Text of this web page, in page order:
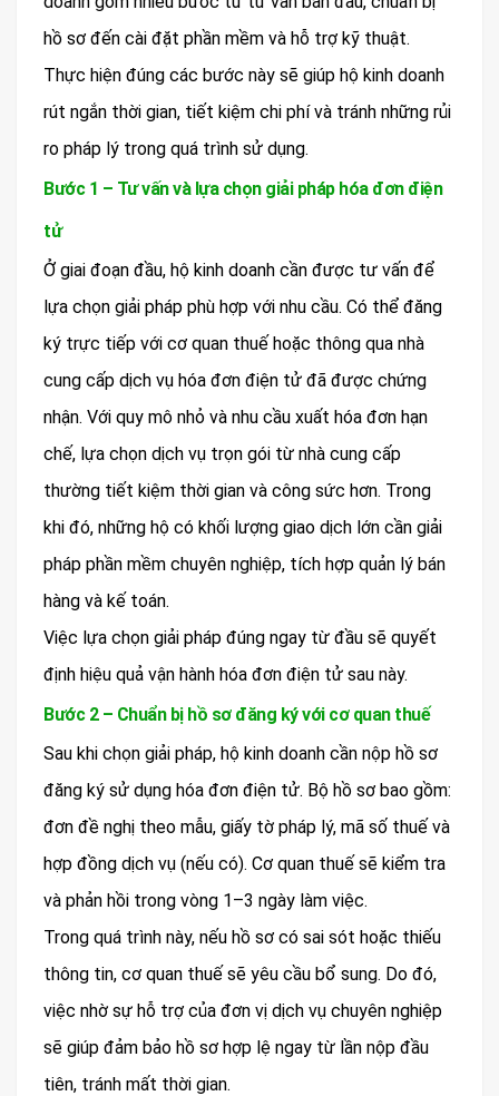
hồ sơ đến cài đặt phần mềm và hỗ trợ kỹ thuật.
Thực hiện đúng các bước này sẽ giúp hộ kinh doanh
rút ngắn thời gian, tiết kiệm chi phí và tránh những rủi
ro pháp lý trong quá trình sử dụng.
Bước 1 – Tư vấn và lựa chọn giải pháp hóa đơn điện
tử
Ở giai đoạn đầu, hộ kinh doanh cần được tư vấn để
lựa chọn giải pháp phù hợp với nhu cầu. Có thể đăng
ký trực tiếp với cơ quan thuế hoặc thông qua nhà
cung cấp dịch vụ hóa đơn điện tử đã được chứng
nhận. Với quy mô nhỏ và nhu cầu xuất hóa đơn hạn
chế, lựa chọn dịch vụ trọn gói từ nhà cung cấp
thường tiết kiệm thời gian và công sức hơn. Trong
khi đó, những hộ có khối lượng giao dịch lớn cần giải
pháp phần mềm chuyên nghiệp, tích hợp quản lý bán
hàng và kế toán.
Việc lựa chọn giải pháp đúng ngay từ đầu sẽ quyết
định hiệu quả vận hành hóa đơn điện tử sau này.
Bước 2 – Chuẩn bị hồ sơ đăng ký với cơ quan thuế
Sau khi chọn giải pháp, hộ kinh doanh cần nộp hồ sơ
đăng ký sử dụng hóa đơn điện tử. Bộ hồ sơ bao gồm:
đơn đề nghị theo mẫu, giấy tờ pháp lý, mã số thuế và
hợp đồng dịch vụ (nếu có). Cơ quan thuế sẽ kiểm tra
và phản hồi trong vòng 1–3 ngày làm việc.
Trong quá trình này, nếu hồ sơ có sai sót hoặc thiếu
thông tin, cơ quan thuế sẽ yêu cầu bổ sung. Do đó,
việc nhờ sự hỗ trợ của đơn vị dịch vụ chuyên nghiệp
sẽ giúp đảm bảo hồ sơ hợp lệ ngay từ lần nộp đầu
tiên, tránh mất thời gian.